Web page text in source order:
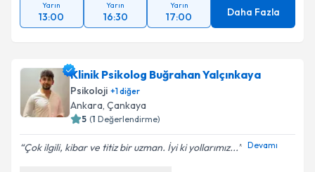
Yarın
13:00
Yarın
16:30
Yarın
17:00 Daha Fazla
Klinik Psikolog Buğrahan Yalçınkaya
Psikoloji +1diğer
Ankara, Çankaya
5 (1 Değerlendirme)
Çok ilgili, kibar ve titiz bir uzman. İyi ki yollarımız... Devamı